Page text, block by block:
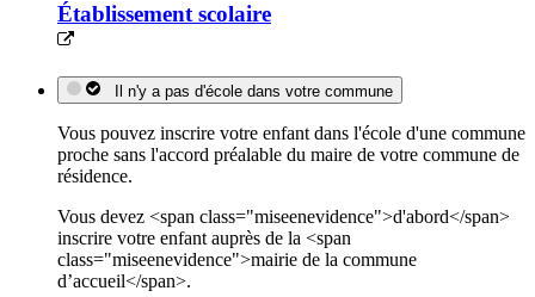
Établissement scolaire
Il n'y a pas d'école dans votre commune
Vous pouvez inscrire votre enfant dans l'école d'une commune
proche sans l'accord préalable du maire de votre commune de
résidence.
Vous devez <span class="miseenevidence">d'abord</span>
inscrire votre enfant auprès de la <span
class="miseenevidence">mairie de la commune
d’accueil</span>.